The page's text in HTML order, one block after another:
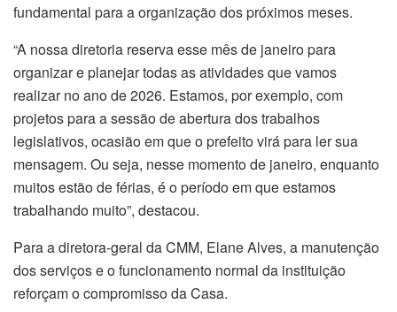
fundamental para a organização dos próximos meses.
“A nossa diretoria reserva esse mês de janeiro para
organizar e planejar todas as atividades que vamos
realizar no ano de 2026. Estamos, por exemplo, com
projetos para a sessão de abertura dos trabalhos
legislativos, ocasião em que o prefeito virá para ler sua
mensagem. Ou seja, nesse momento de janeiro, enquanto
muitos estão de férias, é o período em que estamos
trabalhando muito”, destacou.
Para a diretora-geral da CMM, Elane Alves, a manutenção
dos serviços e o funcionamento normal da instituição
reforçam o compromisso da Casa.